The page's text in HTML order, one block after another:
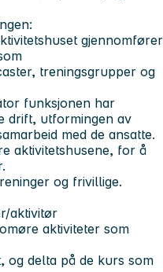
gjennomfører
treningsgrupper og
funksjonen har
drift, utformingen av
med de ansatte.
aktivitetshusene, for å
og frivillige.
aktivitør
aktiviteter som
og delta på de kurs som